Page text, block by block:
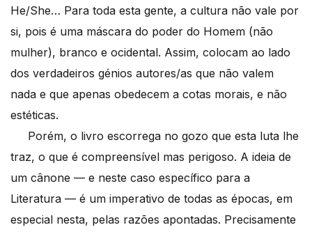
He/She… Para toda esta gente, a cultura não vale por
si, pois é uma máscara do poder do Homem (não
mulher), branco e ocidental. Assim, colocam ao lado
dos verdadeiros génios autores/as que não valem
nada e que apenas obedecem a cotas morais, e não
estéticas.
Porém, o livro escorrega no gozo que esta luta lhe
traz, o que é compreensível mas perigoso. A ideia de
um cânone — e neste caso específico para a
Literatura — é um imperativo de todas as épocas, em
especial nesta, pelas razões apontadas. Precisamente